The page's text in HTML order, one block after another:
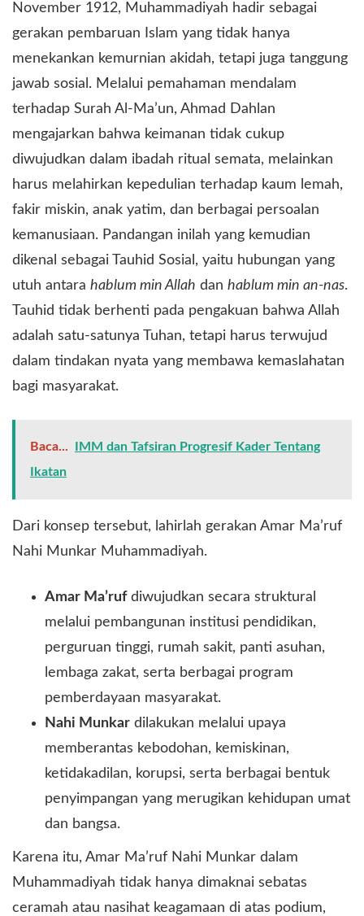
November 1912, Muhammadiyah hadir sebagai
gerakan pembaruan Islam yang tidak hanya
menekankan kemurnian akidah, tetapi juga tanggung
jawab sosial. Melalui pemahaman mendalam
terhadap Surah Al-Ma’un, Ahmad Dahlan
mengajarkan bahwa keimanan tidak cukup
diwujudkan dalam ibadah ritual semata, melainkan
harus melahirkan kepedulian terhadap kaum lemah,
fakir miskin, anak yatim, dan berbagai persoalan
kemanusiaan. Pandangan inilah yang kemudian
dikenal sebagai Tauhid Sosial, yaitu hubungan yang
utuh antara hablum min Allah dan hablum min an-nas.
Tauhid tidak berhenti pada pengakuan bahwa Allah
adalah satu-satunya Tuhan, tetapi harus terwujud
dalam tindakan nyata yang membawa kemaslahatan
bagi masyarakat.
Baca...
IMM dan Tafsiran Progresif Kader Tentang
Ikatan
​Dari konsep tersebut, lahirlah gerakan Amar Ma’ruf
Nahi Munkar Muhammadiyah.
Amar Ma’rufdiwujudkan secara struktural
melalui pembangunan institusi pendidikan,
perguruan tinggi, rumah sakit, panti asuhan,
lembaga zakat, serta berbagai program
pemberdayaan masyarakat.
Nahi Munkar dilakukan melalui upaya
memberantas kebodohan, kemiskinan,
ketidakadilan, korupsi, serta berbagai bentuk
penyimpangan yang merugikan kehidupan umat
dan bangsa.
​Karena itu, Amar Ma’ruf Nahi Munkar dalam
Muhammadiyah tidak hanya dimaknai sebatas
ceramah atau nasihat keagamaan di atas podium,